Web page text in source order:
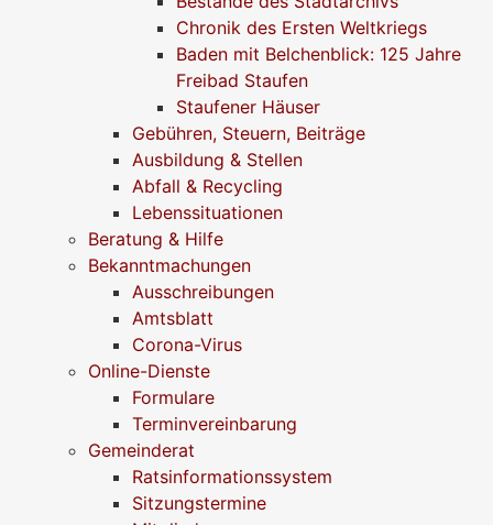
Chronik des Ersten Weltkriegs
Baden mit Belchenblick: 125 Jahre
Freibad Staufen
Staufener Häuser
Gebühren, Steuern, Beiträge
Ausbildung & Stellen
Abfall & Recycling
Lebenssituationen
Beratung & Hilfe
Bekanntmachungen
Ausschreibungen
Amtsblatt
Corona-Virus
Online-Dienste
Formulare
Terminvereinbarung
Gemeinderat
Ratsinformationssystem
Sitzungstermine